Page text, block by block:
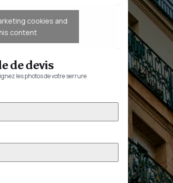
cookies and
content
de devis
les photos de votre serrure